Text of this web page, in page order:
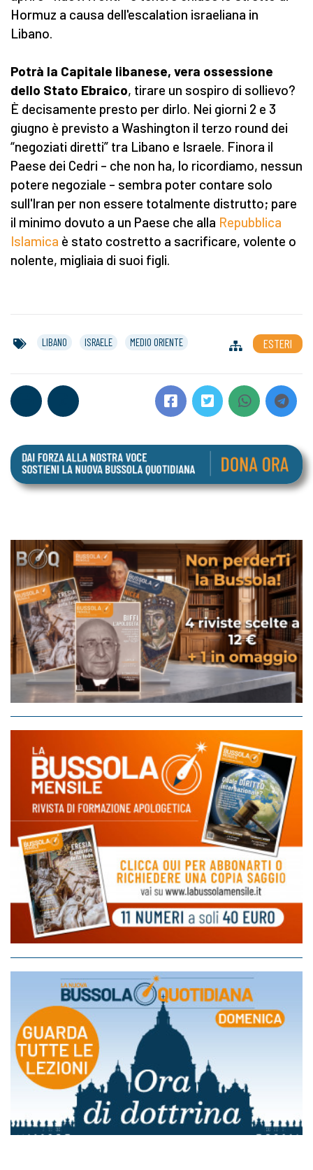
Hormuz a causa dell'escalation israeliana in
Libano.
Potrà la Capitale libanese, vera ossessione
dello Stato Ebraico, tirare un sospiro di sollievo?
È decisamente presto per dirlo. Nei giorni 2 e 3
giugno è previsto a Washington il terzo round dei
“negoziati diretti” tra Libano e Israele. Finora il
Paese dei Cedri – che non ha, lo ricordiamo, nessun
potere negoziale – sembra poter contare solo
sull'Iran per non essere totalmente distrutto; pare
il minimo dovuto a un Paese che alla Repubblica
Islamica è stato costretto a sacrificare, volente o
nolente, migliaia di suoi figli.
LIBANO ISRAELE MEDIO ORIENTE ESTERI